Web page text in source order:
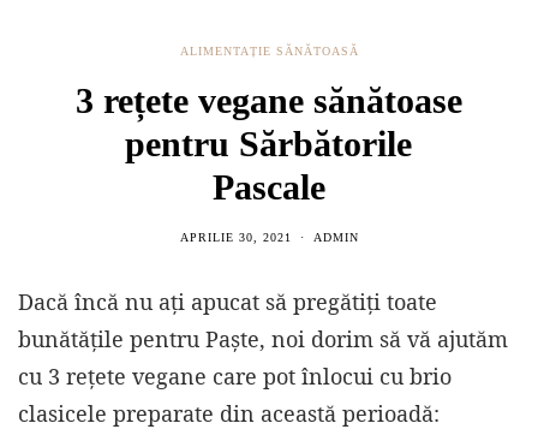
ALIMENTAȚIE SĂNĂTOASĂ
3 rețete vegane sănătoase
pentru Sărbătorile
Pascale
APRILIE 30, 2021 ADMIN
Dacă încă nu ați apucat să pregătiți toate
bunătățile pentru Paște, noi dorim să vă ajutăm
cu 3 rețete vegane care pot înlocui cu brio
clasicele preparate din această perioadă: